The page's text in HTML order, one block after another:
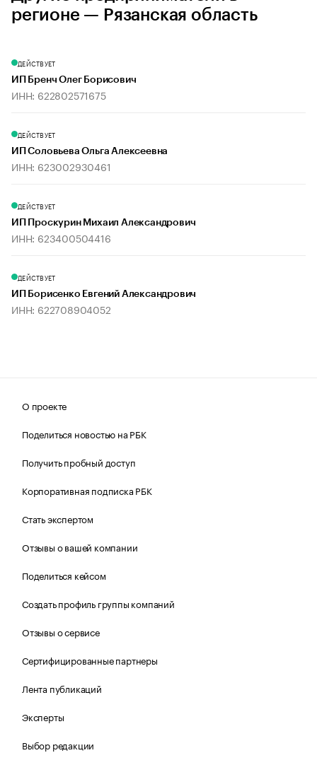
регионе — Рязанская область
ДЕЙСТВУЕТ
ИП Бренч Олег Борисович
ИНН: 622802571675
ДЕЙСТВУЕТ
ИП Соловьева Ольга Алексеевна
ИНН: 623002930461
ДЕЙСТВУЕТ
ИП Проскурин Михаил Александрович
ИНН: 623400504416
ДЕЙСТВУЕТ
ИП Борисенко Евгений Александрович
ИНН: 622708904052
О проекте
Поделиться новостью на РБК
Получить пробный доступ
Корпоративная подписка РБК
Стать экспертом
Отзывы о вашей компании
Поделиться кейсом
Создать профиль группы компаний
Отзывы о сервисе
Сертифицированные партнеры
Лента публикаций
Эксперты
Выбор редакции